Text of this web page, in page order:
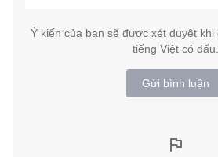
Ý kiến của bạn sẽ được xét duyệt khi
tiếng Việt có dấu.
Gửi bình luận